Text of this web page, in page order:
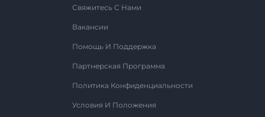
Свяжитесь С Нами
Вакансии
Помощь И Поддержка
Партнерская Программа
Политика Конфиденциальности
Условия И Положения